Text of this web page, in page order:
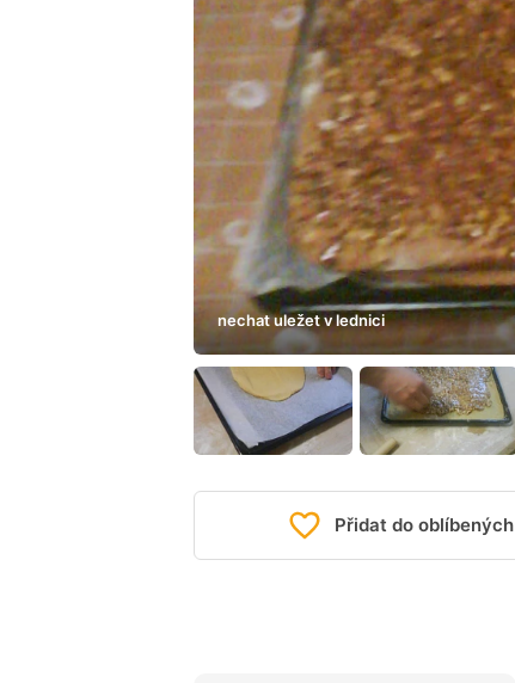
nechat uležet v lednici
Přidat do oblíbených